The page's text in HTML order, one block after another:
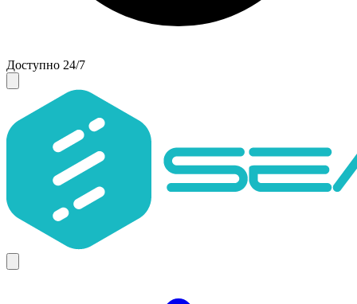
Доступно 24/7